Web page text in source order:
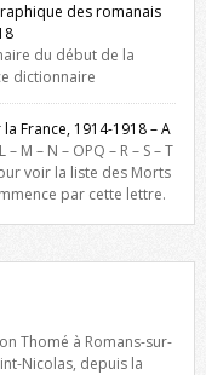
des romanais
du début de la
dictionnaire
Morts pour la
historique est
de
Triboulet, […]
France, 1914-1918 – A
– M – N – OPQ – R – S – T
voir la liste des Morts
par cette lettre.
Thomé à Romans-sur-
Nicolas, depuis la